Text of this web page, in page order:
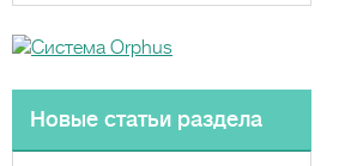
Новые статьи раздела